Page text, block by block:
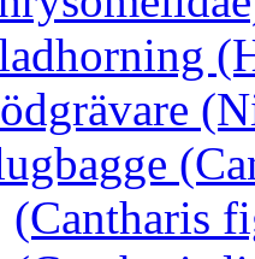
(Cantharis